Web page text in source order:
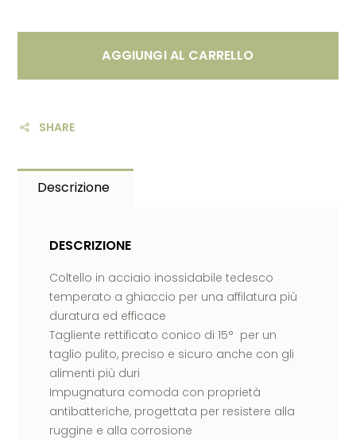
AGGIUNGI AL CARRELLO
SHARE
Descrizione
DESCRIZIONE
Coltello in acciaio inossidabile tedesco
temperato a ghiaccio per una affilatura più
duratura ed efficace
Tagliente rettificato conico di 15° per un
taglio pulito, preciso e sicuro anche con gli
alimenti più duri
Impugnatura comoda con proprietà
antibatteriche, progettata per resistere alla
ruggine e alla corrosione